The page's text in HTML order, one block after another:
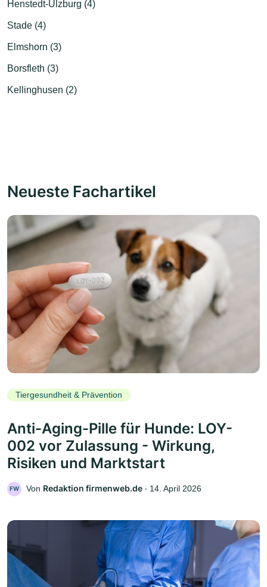
Henstedt-Ulzburg (4)
Stade (4)
Elmshorn (3)
Borsfleth (3)
Kellinghusen (2)
Neueste Fachartikel
Tiergesundheit & Prävention
Anti-Aging-Pille für Hunde: LOY-
002 vor Zulassung - Wirkung,
Risiken und Marktstart
FW Von Redaktion firmenweb.de ‧ 14. April 2026